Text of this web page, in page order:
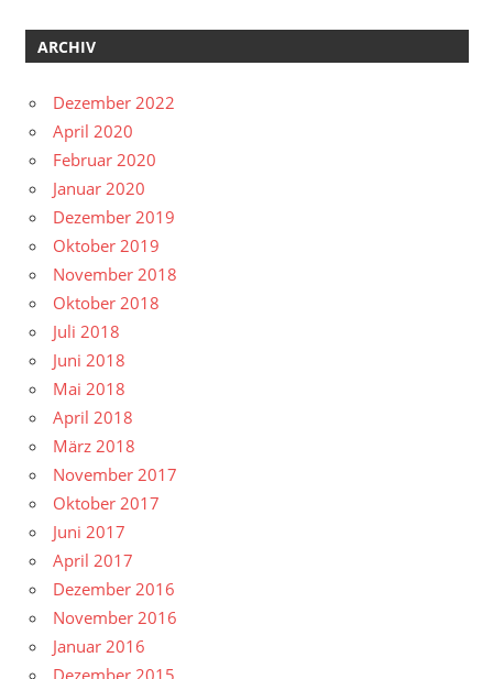
ARCHIV
Dezember 2022
April 2020
Februar 2020
Januar 2020
Dezember 2019
Oktober 2019
November 2018
Oktober 2018
Juli 2018
Juni 2018
Mai 2018
April 2018
März 2018
November 2017
Oktober 2017
Juni 2017
April 2017
Dezember 2016
November 2016
Januar 2016
Dezember 2015